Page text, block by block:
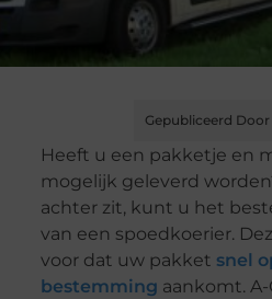
Gepubliceerd Door
Heeft u een pakketje en
mogelijk geleverd
achter zit, kunt u het
van een spoedkoerier.
voor dat uw pakket snel
bestemming aankomt.